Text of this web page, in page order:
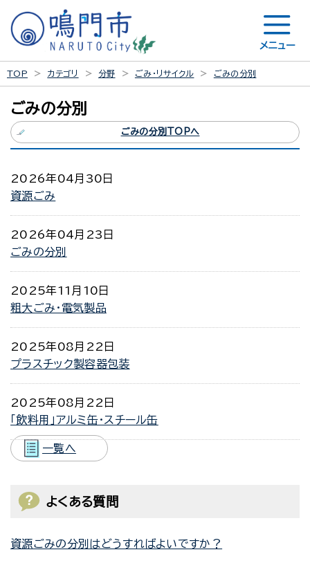
メニュー
TOP カテゴリ 分野 ごみ・リサイクル ごみの分別
ごみの分別
ごみの分別TOPへ
2026年04月30日
資源ごみ
2026年04月23日
ごみの分別
2025年11月10日
粗大ごみ・電気製品
2025年08月22日
プラスチック製容器包装
2025年08月22日
「飲料用」アルミ缶・スチール缶
一覧へ
よくある質問
資源ごみの分別はどうすればよいですか？